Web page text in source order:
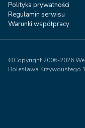
Polityka prywatności
Regulamin serwisu
Warunki współpracy
©Copyright 2006-2026
Bolesława Krzywoustego